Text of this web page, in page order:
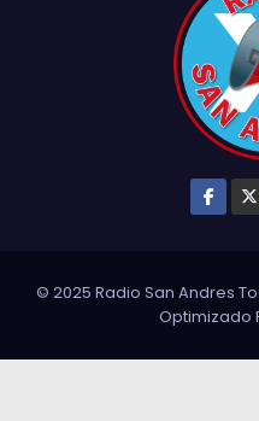
© 2025 Radio San Andres
Optimizado